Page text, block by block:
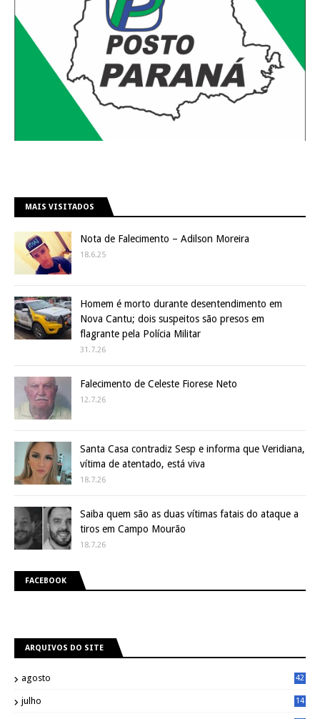
MAIS VISITADOS
Nota de Falecimento – Adilson Moreira
18.6.25
Homem é morto durante desentendimento em
Nova Cantu; dois suspeitos são presos em
flagrante pela Polícia Militar
31.7.26
Falecimento de Celeste Fiorese Neto
12.7.26
Santa Casa contradiz Sesp e informa que Veridiana,
vítima de atentado, está viva
18.7.26
Saiba quem são as duas vítimas fatais do ataque a
tiros em Campo Mourão
18.7.26
FACEBOOK
ARQUIVOS DO SITE
agosto 42
julho
14